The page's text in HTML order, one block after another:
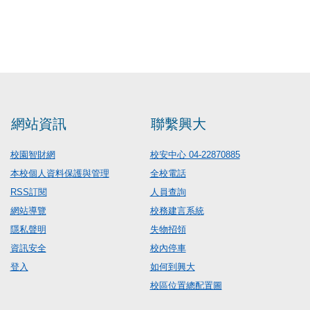
網站資訊
校園智財網
本校個人資料保護與管理
RSS訂閱
網站導覽
隱私聲明
資訊安全
登入
聯繫興大
校安中心 04-22870885
全校電話
人員查詢
校務建言系統
失物招領
校內停車
如何到興大
校區位置總配置圖